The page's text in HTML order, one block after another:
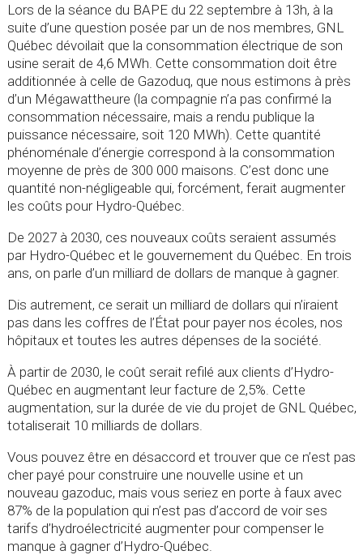
Lors de la séance du BAPE du 22 septembre à 13h, à la
suite d’une question posée par un de nos membres, GNL
Québec dévoilait que la consommation électrique de son
usine serait de 4,6 MWh. Cette consommation doit être
additionnée à celle de Gazoduq, que nous estimons à près
d’un Mégawattheure (la compagnie n’a pas confirmé la
consommation nécessaire, mais a rendu publique la
puissance nécessaire, soit 120 MWh). Cette quantité
phénoménale d’énergie correspond à la consommation
moyenne de près de 300 000 maisons. C’est donc une
quantité non-négligeable qui, forcément, ferait augmenter
les coûts pour Hydro-Québec.
De 2027 à 2030, ces nouveaux coûts seraient assumés
par Hydro-Québec et le gouvernement du Québec. En trois
ans, on parle d’un milliard de dollars de manque à gagner.
Dis autrement, ce serait un milliard de dollars qui n’iraient
pas dans les coffres de l’État pour payer nos écoles, nos
hôpitaux et toutes les autres dépenses de la société.
À partir de 2030, le coût serait refilé aux clients d’Hydro-
Québec en augmentant leur facture de 2,5%. Cette
augmentation, sur la durée de vie du projet de GNL Québec,
totaliserait 10 milliards de dollars.
Vous pouvez être en désaccord et trouver que ce n’est pas
cher payé pour construire une nouvelle usine et un
nouveau gazoduc, mais vous seriez en porte à faux avec
87% de la population qui n’est pas d’accord de voir ses
tarifs d’hydroélectricité augmenter pour compenser le
manque à gagner d’Hydro-Québec.